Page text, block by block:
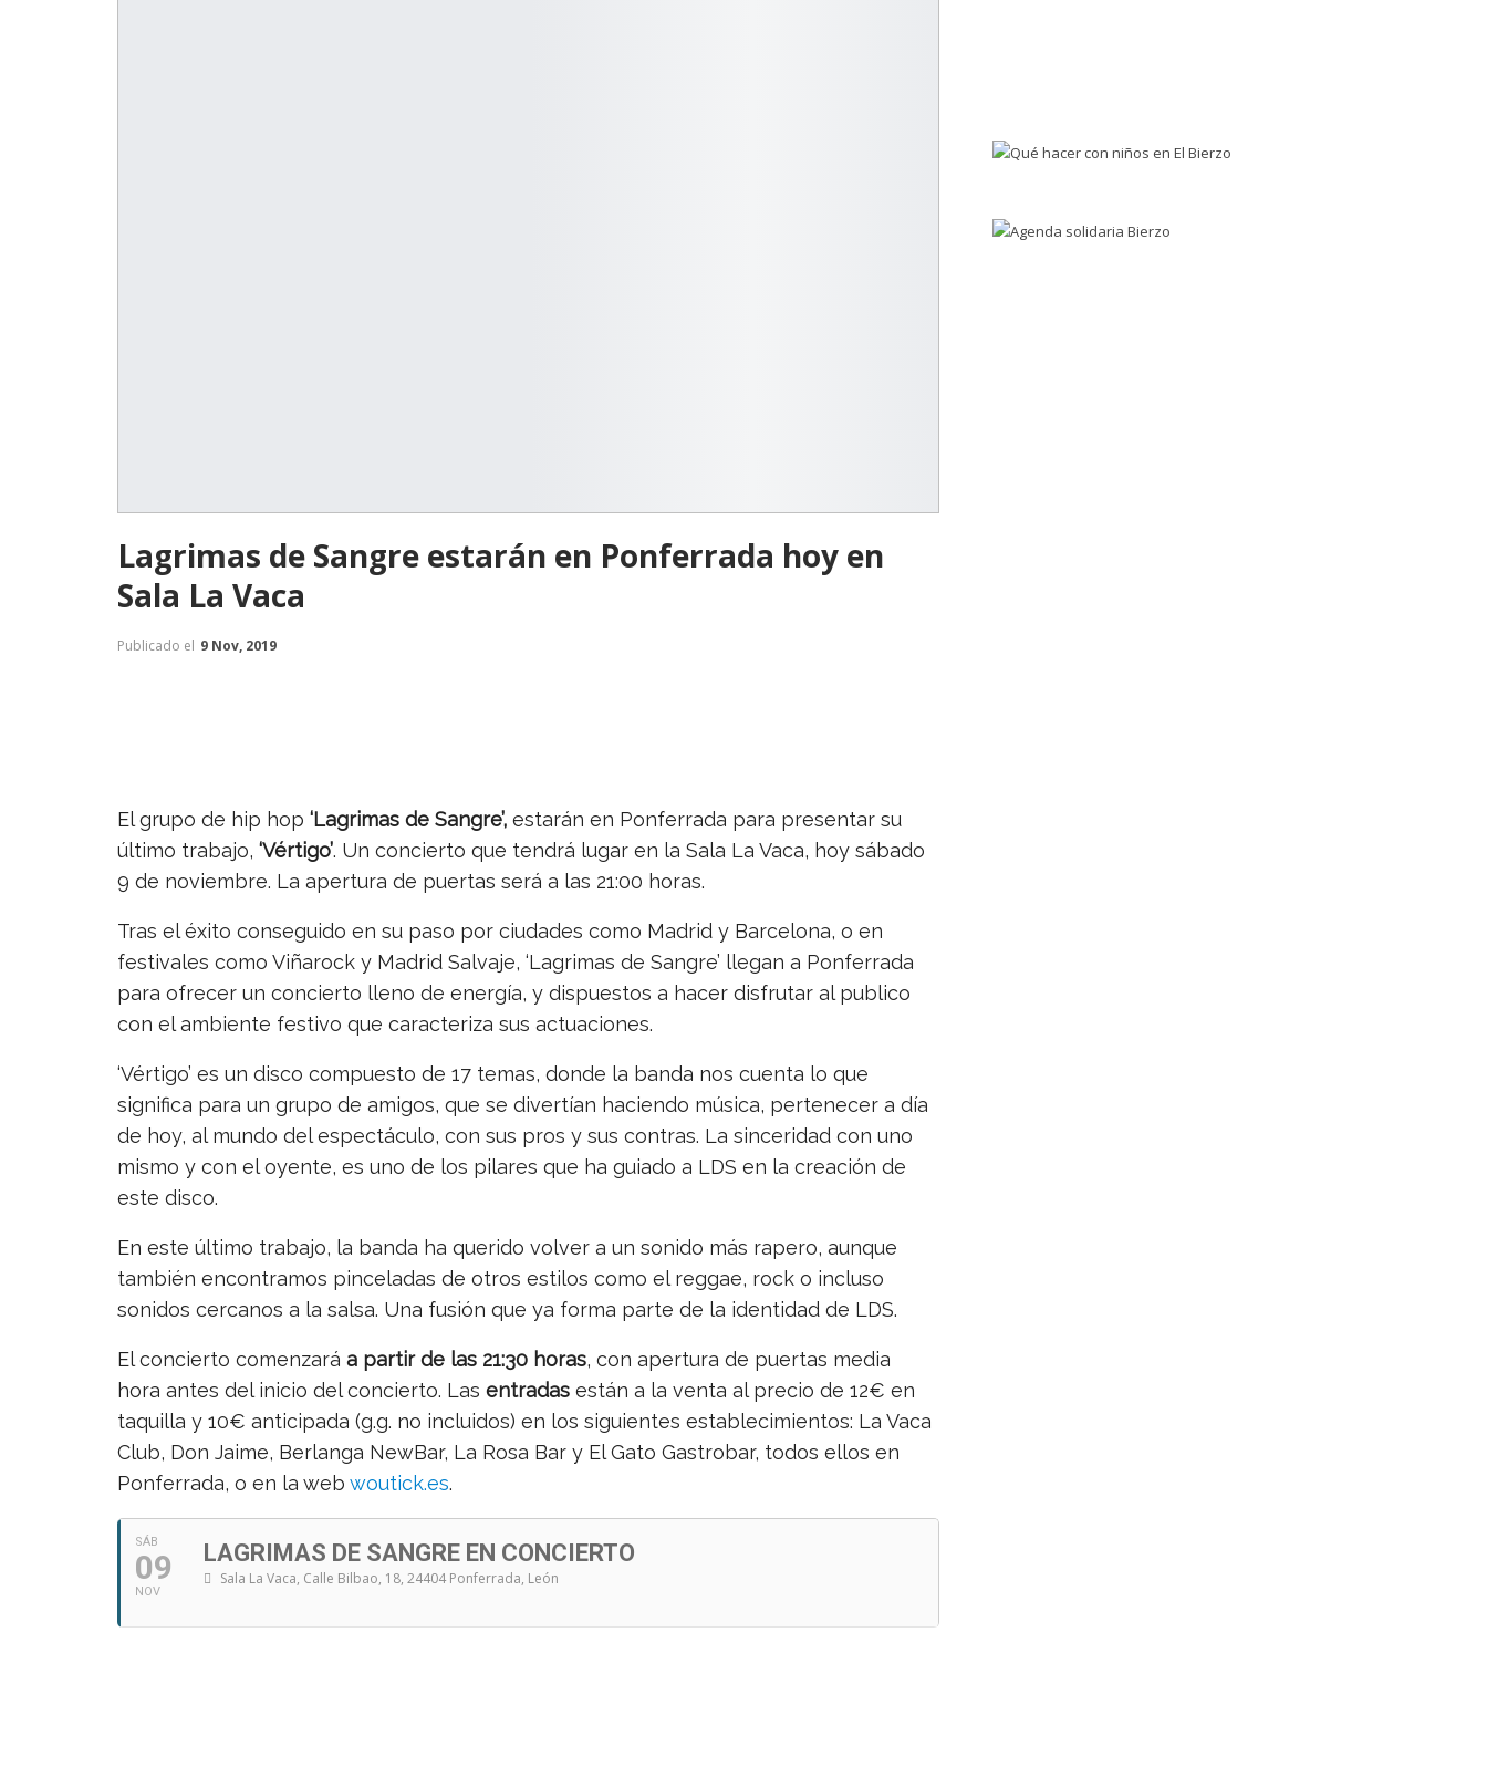
Lagrimas de Sangre estarán en Ponferrada hoy en
Sala La Vaca
Publicado el 9 Nov, 2019
El grupo de hip hop ‘Lagrimas de Sangre’, estarán en Ponferrada para presentar su
último trabajo, ‘Vértigo’. Un concierto que tendrá lugar en la Sala La Vaca, hoy sábado
9 de noviembre. La apertura de puertas será a las 21:00 horas.
Tras el éxito conseguido en su paso por ciudades como Madrid y Barcelona, o en
festivales como Viñarock y Madrid Salvaje, ‘Lagrimas de Sangre’ llegan a Ponferrada
para ofrecer un concierto lleno de energía, y dispuestos a hacer disfrutar al publico
con el ambiente festivo que caracteriza sus actuaciones.
‘Vértigo’ es un disco compuesto de 17 temas, donde la banda nos cuenta lo que
significa para un grupo de amigos, que se divertían haciendo música, pertenecer a día
de hoy, al mundo del espectáculo, con sus pros y sus contras. La sinceridad con uno
mismo y con el oyente, es uno de los pilares que ha guiado a LDS en la creación de
este disco.
En este último trabajo, la banda ha querido volver a un sonido más rapero, aunque
también encontramos pinceladas de otros estilos como el reggae, rock o incluso
sonidos cercanos a la salsa. Una fusión que ya forma parte de la identidad de LDS.
El concierto comenzará a partir de las 21:30 horas, con apertura de puertas media
hora antes del inicio del concierto. Las entradas están a la venta al precio de 12€ en
taquilla y 10€ anticipada (g.g. no incluidos) en los siguientes establecimientos: La Vaca
Club, Don Jaime, Berlanga NewBar, La Rosa Bar y El Gato Gastrobar, todos ellos en
Ponferrada, o en la web woutick.es.
SÁB
09
NOV
LAGRIMAS DE SANGRE EN CONCIERTO
Sala La Vaca, Calle Bilbao, 18, 24404 Ponferrada, León